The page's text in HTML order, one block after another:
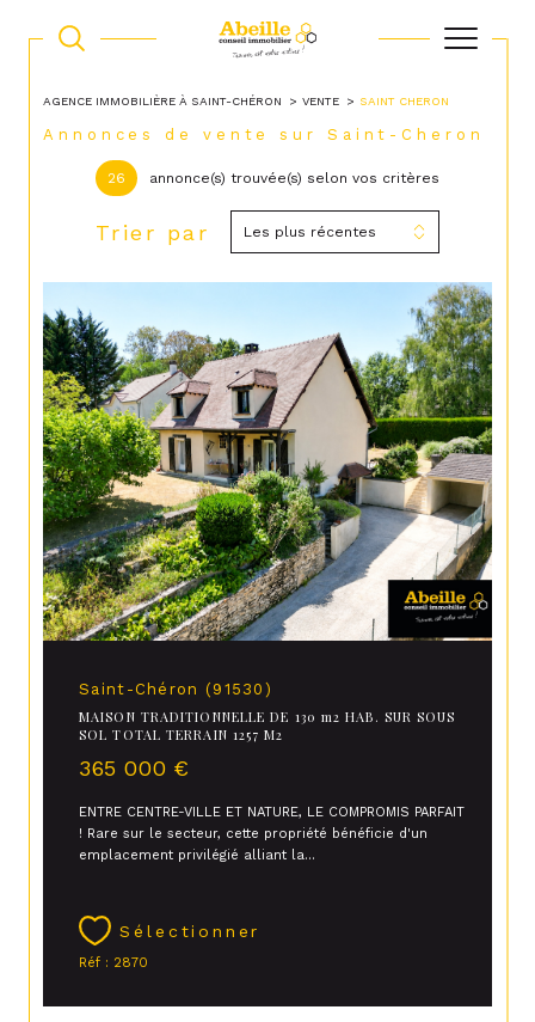
AGENCE IMMOBILIÈRE À SAINT-CHÉRON VENTE SAINT CHERON
Annonces de vente sur Saint-Cheron
26 annonce(s) trouvée(s) selon vos critères
Trier par Les plus récentes
Saint-Chéron (91530)
MAISON TRADITIONNELLE DE 130 m2 HAB. SUR SOUS
SOL TOTAL TERRAIN 1257 M2
365 000 €
ENTRE CENTRE-VILLE ET NATURE, LE COMPROMIS PARFAIT
! Rare sur le secteur, cette propriété bénéficie d'un
emplacement privilégié alliant la...
Sélectionner
Réf : 2870